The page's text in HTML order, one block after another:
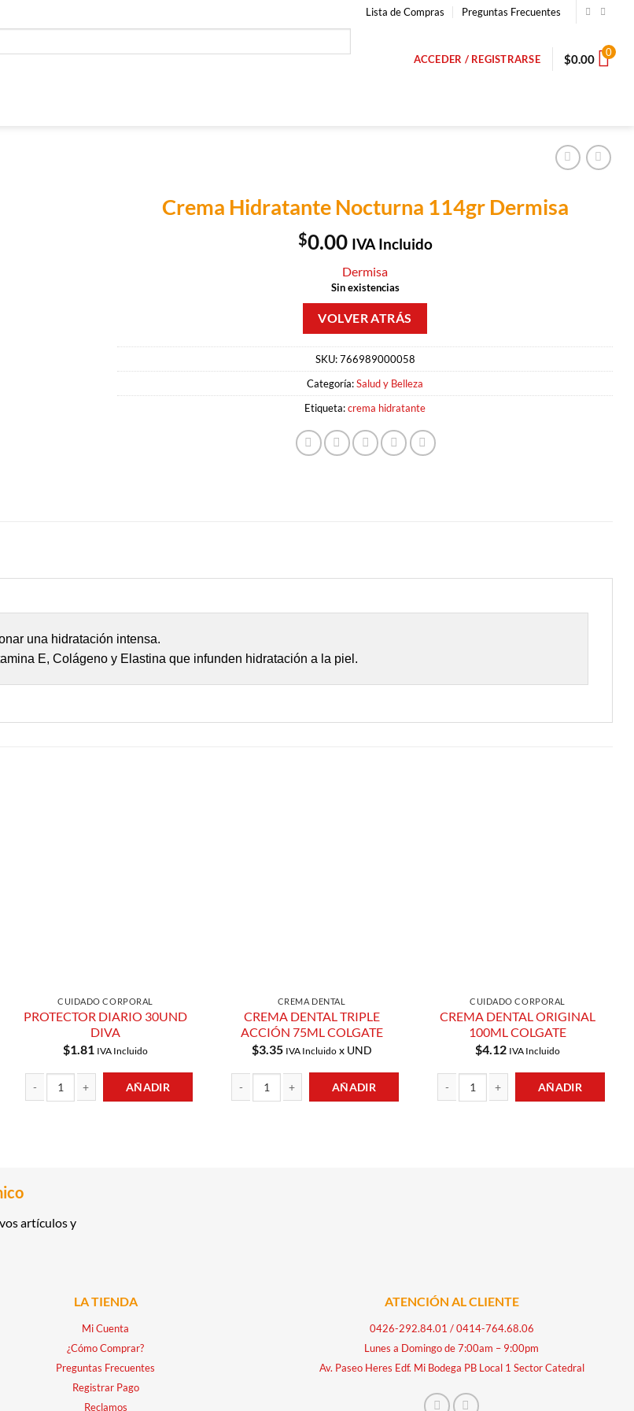
Lista de Compras Preguntas Frecuentes
ACCEDER / REGISTRARSE $0.00 0
Crema Hidratante Nocturna 114gr Dermisa
$0.00 IVA Incluido
Dermisa
Sin existencias
SKU:766989000058
Categoría:Salud y Belleza
Etiqueta:crema hidratante
una hidratación intensa.
E, Colágeno y Elastina que infunden hidratación a la piel.
CUIDADO CORPORAL
PROTECTOR DIARIO 30UND
DIVA
$1.81 IVA Incluido
AÑADIR
CREMA DENTAL
CREMA DENTAL TRIPLE
ACCIÓN 75ML COLGATE
$3.35 IVA Incluidox UND
AÑADIR
CUIDADO CORPORAL
CREMA DENTAL ORIGINAL
100ML COLGATE
$4.12 IVA Incluido
AÑADIR
artículos y
LA TIENDA
Mi Cuenta
¿Cómo Comprar?
Preguntas Frecuentes
Registrar Pago
Reclamos
ATENCIÓN AL CLIENTE
0426-292.84.01 /0414-764.68.06
Lunes a Domingo de 7:00am – 9:00pm
Av. Paseo Heres Edf. Mi Bodega PB Local 1 Sector Catedral